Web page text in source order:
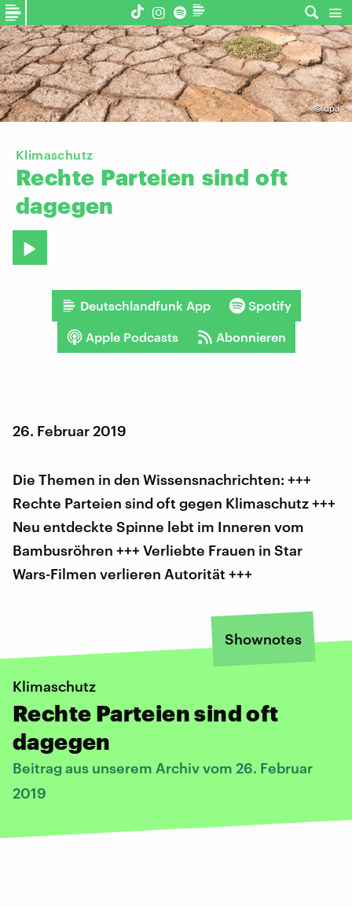
©dpa
Klimaschutz
Rechte Parteien sind oft
dagegen
Deutschlandfunk App Spotify
Apple Podcasts Abonnieren
26. Februar 2019
Die Themen in den Wissensnachrichten: +++
Rechte Parteien sind oft gegen Klimaschutz +++
Neu entdeckte Spinne lebt im Inneren vom
Bambusröhren +++ Verliebte Frauen in Star
Wars-Filmen verlieren Autorität +++
Shownotes
Klimaschutz
Rechte Parteien sind oft
dagegen
Beitrag aus unserem Archiv vom 26. Februar
2019